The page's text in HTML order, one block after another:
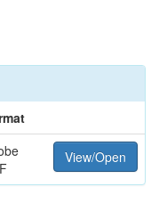
View/Open